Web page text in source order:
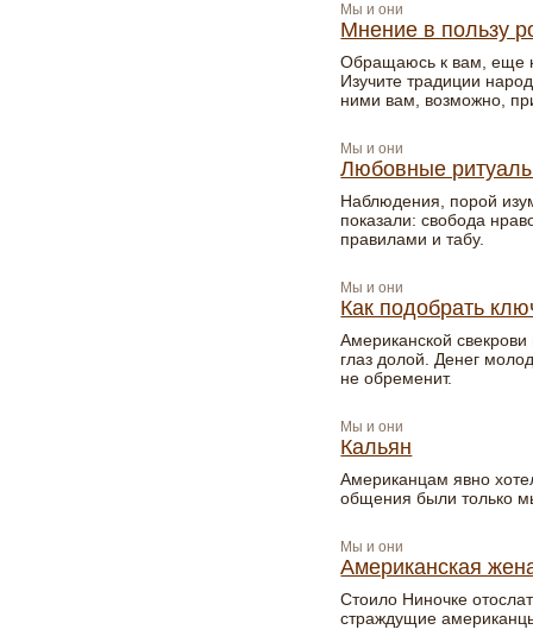
Мы и они
Мнение в пользу
Обращаюсь к вам, еще
Изучите традиции
ними вам, возможно,
Мы и они
Любовные
Наблюдения, порой
показали: свобода
правилами и табу.
Мы и они
Как подобрать
Американской
глаз долой. Денег
не обременит.
Мы и они
Кальян
Американцам явно
общения были только
Мы и они
Американская
Стоило Ниночке
страждущие